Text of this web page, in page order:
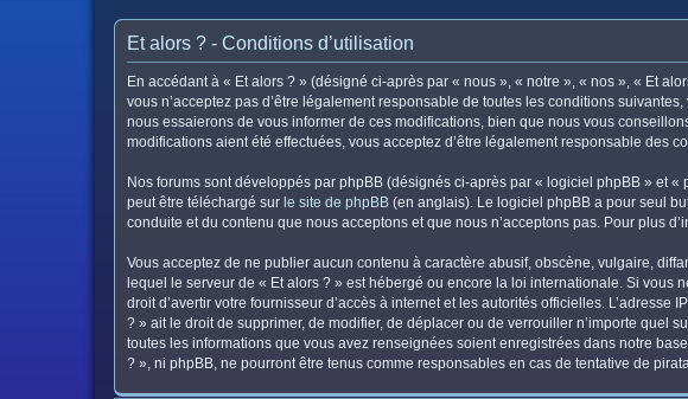
Et alors ? - Conditions d’utilisation
En accédant à « Et alors ? » (désigné ci-après par « nous », « notre », « nos », « Et
vous n’acceptez pas d’être légalement responsable de toutes les conditions
nous essaierons de vous informer de ces modifications, bien que nous vous
modifications aient été effectuées, vous acceptez d’être légalement responsable des
Nos forums sont développés par phpBB (désignés ci-après par « logiciel phpBB » et
peut être téléchargé sur le site de phpBB (en anglais). Le logiciel phpBB a pour seul
conduite et du contenu que nous acceptons et que nous n’acceptons pas. Pour plus
Vous acceptez de ne publier aucun contenu à caractère abusif, obscène, vulgaire,
lequel le serveur de « Et alors ? » est hébergé ou encore la loi internationale. Si
droit d’avertir votre fournisseur d’accès à internet et les autorités officielles.
? » ait le droit de supprimer, de modifier, de déplacer ou de verrouiller n’importe quel
toutes les informations que vous avez renseignées soient enregistrées dans notre
? », ni phpBB, ne pourront être tenus comme responsables en cas de tentative de